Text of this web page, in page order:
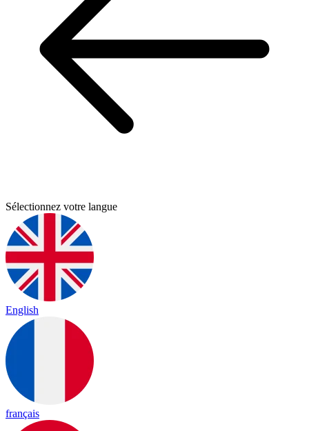
Sélectionnez votre langue
English
français